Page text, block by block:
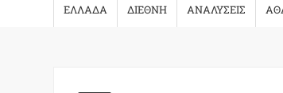
ΕΛΛΑΔΑ ΔΙΕΘΝΗ ΑΝΑΛΥΣΕΙΣ